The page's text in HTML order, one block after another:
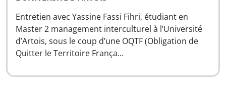
Entretien avec Yassine Fassi Fihri, étudiant en
Master 2 management interculturel à l’Université
d’Artois, sous le coup d’une OQTF (Obligation de
Quitter le Territoire França…